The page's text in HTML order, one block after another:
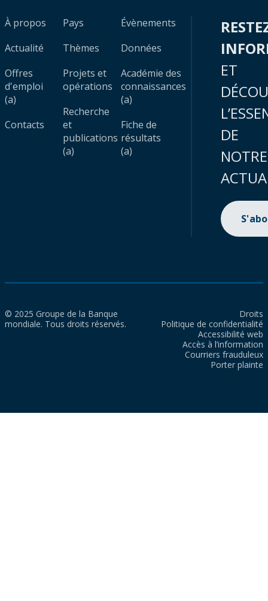
À propos
Actualité
Offres
d'emploi
(a)
Contacts
Pays
Thèmes
Projets et
opérations
Recherche
et
publications
(a)
Évènements
Données
Académie des
connaissances
(a)
Fiche de
résultats
(a)
ET
DE
NOTRE
© 2025 Groupe de la Banque
mondiale. Tous droits réservés.
Droits
Politique de confidentialité
Accessibilité web
Accès à l’information
Courriers frauduleux
Porter plainte